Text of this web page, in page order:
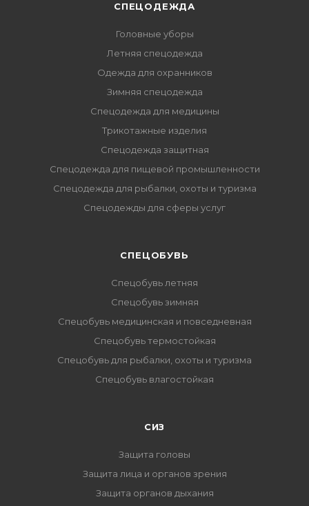
СПЕЦОДЕЖДА
Головные уборы
Летняя спецодежда
Одежда для охранников
Зимняя спецодежда
Спецодежда для медицины
Трикотажные изделия
Спецодежда защитная
Спецодежда для пищевой промышленности
Спецодежда для рыбалки, охоты и туризма
Спецодежды для сферы услуг
CПЕЦОБУВЬ
Спецобувь летняя
Спецобувь зимняя
Спецобувь медицинская и повседневная
Спецобувь термостойкая
Спецобувь для рыбалки, охоты и туризма
Спецобувь влагостойкая
СИЗ
Защита головы
Защита лица и органов зрения
Защита органов дыхания